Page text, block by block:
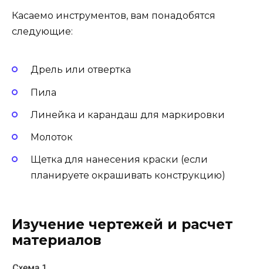
Касаемо инструментов, вам понадобятся
следующие:
Дрель или отвертка
Пила
Линейка и карандаш для маркировки
Молоток
Щетка для нанесения краски (если
планируете окрашивать конструкцию)
Изучение чертежей и расчет
материалов